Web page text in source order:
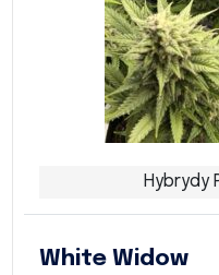
Hybrydy
White Widow